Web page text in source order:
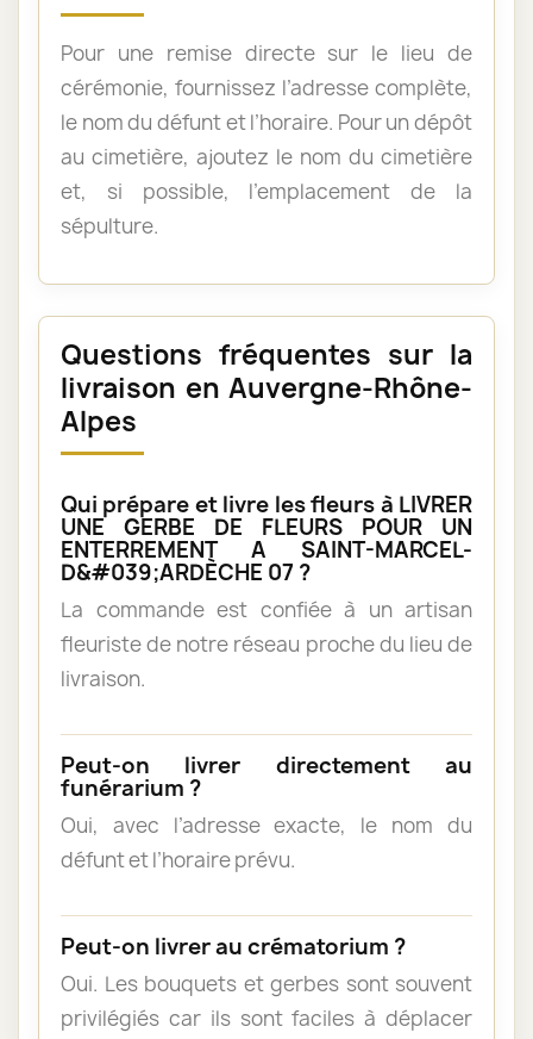
Pour une remise directe sur le lieu de
cérémonie, fournissez l’adresse complète,
le nom du défunt et l’horaire. Pour un dépôt
au cimetière, ajoutez le nom du cimetière
et, si possible, l’emplacement de la
sépulture.
Questions fréquentes sur la
livraison en Auvergne-Rhône-
Alpes
Qui prépare et livre les fleurs à LIVRER
UNE GERBE DE FLEURS POUR UN
ENTERREMENT A SAINT-MARCEL-
D&#039;ARDÈCHE 07 ?
La commande est confiée à un artisan
fleuriste de notre réseau proche du lieu de
livraison.
Peut-on livrer directement au
funérarium ?
Oui, avec l’adresse exacte, le nom du
défunt et l’horaire prévu.
Peut-on livrer au crématorium ?
Oui. Les bouquets et gerbes sont souvent
privilégiés car ils sont faciles à déplacer